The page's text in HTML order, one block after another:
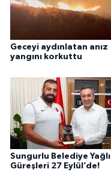
Geceyi aydınlatan anız
yangını korkuttu
Sungurlu Belediye Yağlı
Güreşleri 27 Eylül’de!